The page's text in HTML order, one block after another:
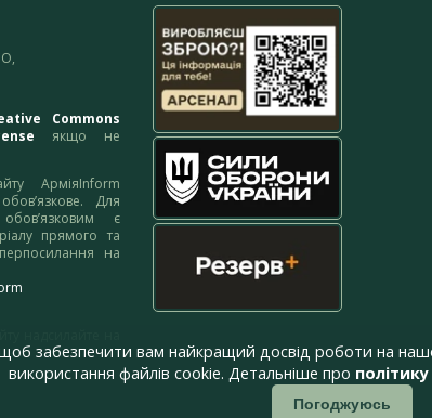
Commons
якщо не
АрміяInform
обов’язкове. Для
є
прямого та
на
забезпечити вам найкращий досвід роботи на
використання файлів cookie. Детальніше про
Погоджуюсь